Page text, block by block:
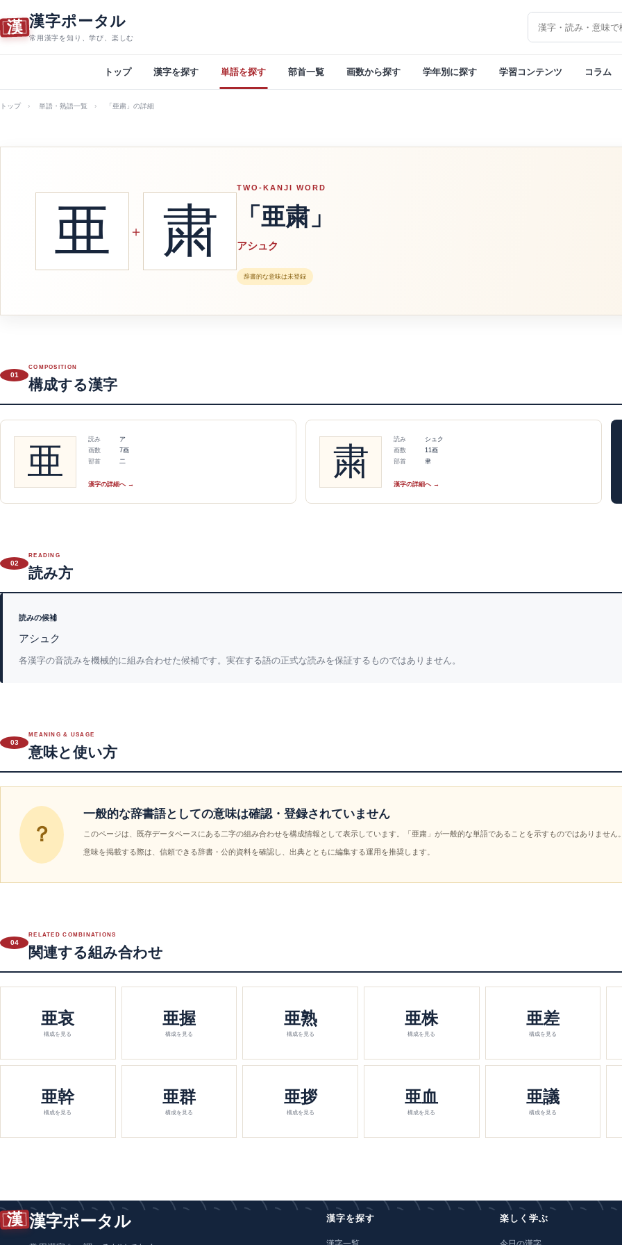
漢 漢字ポータル
常用漢字を知り、学び、楽しむ
漢字を検索
トップ 漢字を探す 単語を探す 部首一覧 画数から探す 学年別に探す 学習コンテンツ コラム
トップ 単語・熟語一覧 「亜粛」の詳細
亜 ＋ 粛
TWO-KANJI WORD
「亜粛」
アシュク
辞書的な意味は未登録
01
COMPOSITION
構成する漢字
亜
読み
ア
画数
7画
部首
二
漢字の詳細へ →
粛
読み
シュク
画数
11画
部首
聿
漢字の詳細へ →
02
READING
読み方
読みの候補
アシュク
各漢字の音読みを機械的に組み合わせた候補です。実在する語の正式な読みを保証するものではありません。
03
MEANING & USAGE
意味と使い方
？
一般的な辞書語としての意味は確認・登録されていません
このページは、既存データベースにある二字の組み合わせを構成情報として表示しています。「亜粛」が一般的な単語であることを示すものではありません
意味を掲載する際は、信頼できる辞書・公的資料を確認し、出典とともに編集する運用を推奨します。
04
RELATED COMBINATIONS
関連する組み合わせ
亜哀
構成を見る
亜握
構成を見る
亜熟
構成を見る
亜株
構成を見る
亜差
構成を見る
亜幹
構成を見る
亜群
構成を見る
亜拶
構成を見る
亜血
構成を見る
亜議
構成を見る
漢 漢字ポータル 漢字を探す 楽しく学ぶ